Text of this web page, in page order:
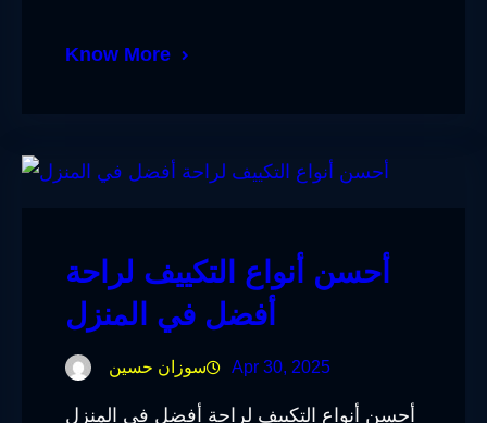
Know More
أحسن أنواع التكييف لراحة
أفضل في المنزل
سوزان حسين Apr 30, 2025
أحسن أنواع التكييف لراحة أفضل في المنزل